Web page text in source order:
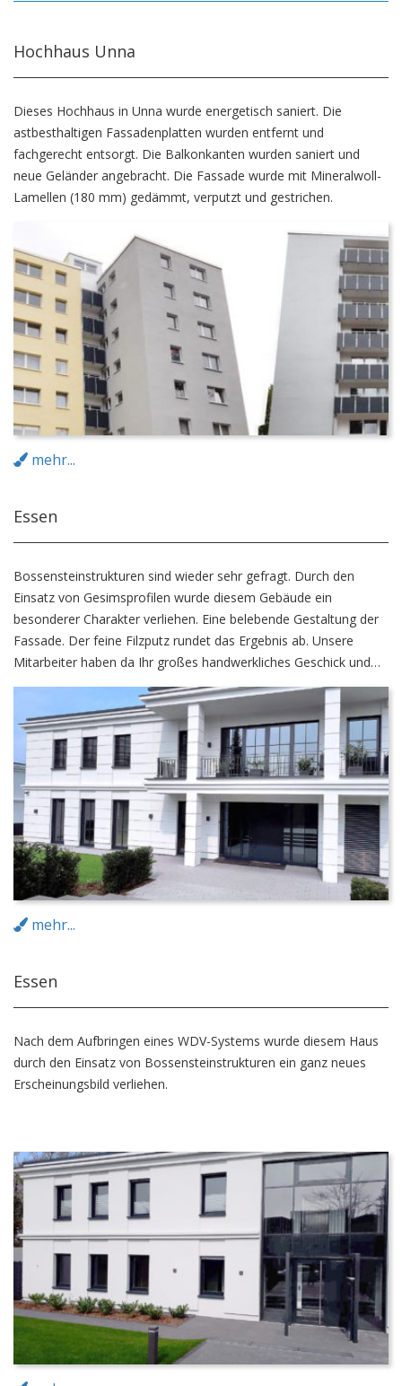
Hochhaus Unna
Dieses Hochhaus in Unna wurde energetisch saniert. Die
astbesthaltigen Fassadenplatten wurden entfernt und
fachgerecht entsorgt. Die Balkonkanten wurden saniert und
neue Geländer angebracht. Die Fassade wurde mit Mineralwoll-
Lamellen (180 mm) gedämmt, verputzt und gestrichen.
mehr...
Essen
Bossensteinstrukturen sind wieder sehr gefragt. Durch den
Einsatz von Gesimsprofilen wurde diesem Gebäude ein
besonderer Charakter verliehen. Eine belebende Gestaltung der
Fassade. Der feine Filzputz rundet das Ergebnis ab. Unsere
Mitarbeiter haben da Ihr großes handwerkliches Geschick und
Können bewiesen. Unter anderem wurde das Gebäude mit
einem WDVS-System versehen.
mehr...
Essen
Nach dem Aufbringen eines WDV-Systems wurde diesem Haus
durch den Einsatz von Bossensteinstrukturen ein ganz neues
Erscheinungsbild verliehen.